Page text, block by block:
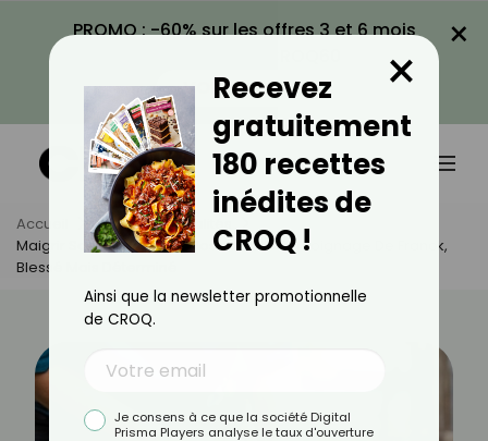
PROMO : -60% sur les offres 3 et 6 mois
VOIR LA PROMO
×
Accueil Actus
Actualités
Maigrir Sans Sport, C’est Possible : Le Témoignage De Franck,
Blessé Mais Déterminé
Recevez
gratuitement
180 recettes
inédites de
CROQ !
×
Ainsi que la newsletter promotionnelle
de CROQ.
Je consens à ce que la société Digital
Prisma Players analyse le taux d'ouverture